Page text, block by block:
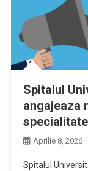
Spitalul
angajeaza
Aprilie 8, 2026
Spitalul